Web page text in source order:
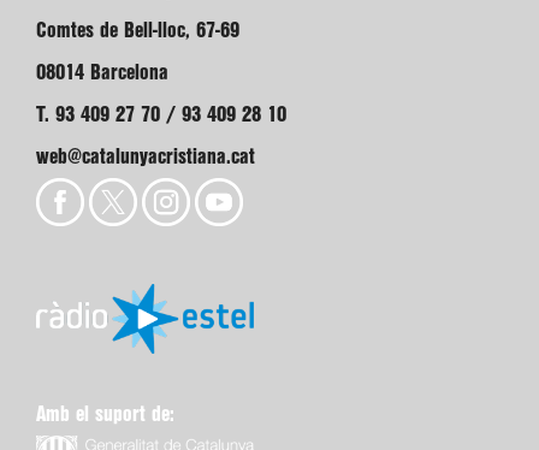
Comtes de Bell-lloc, 67-69
08014 Barcelona
T. 93 409 27 70 / 93 409 28 10
web@catalunyacristiana.cat
Amb el suport de: